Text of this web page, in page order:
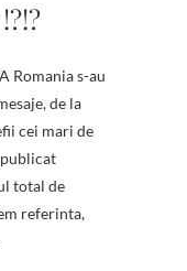
Romania s-au
de la
cei mari de
publicat
total de
referinta,